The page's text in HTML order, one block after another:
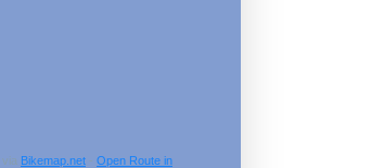
via Bikemap.net - Open Route in